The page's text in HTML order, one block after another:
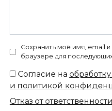
Сохранить моё имя, email
браузере для
Согласие на
и политикой
Отказ от ответственности